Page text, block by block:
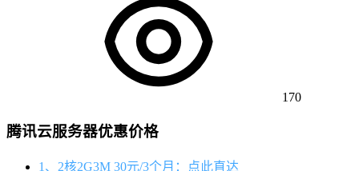
170
腾讯云服务器优惠价格
1、2核2G3M 30元/3个月：点此直达